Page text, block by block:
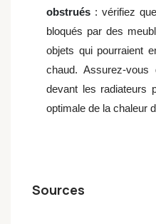
obstrués : vérifiez
bloqués par des
objets qui pourraient
chaud. Assurez-
devant les radiateurs
optimale de la chaleur
Sources